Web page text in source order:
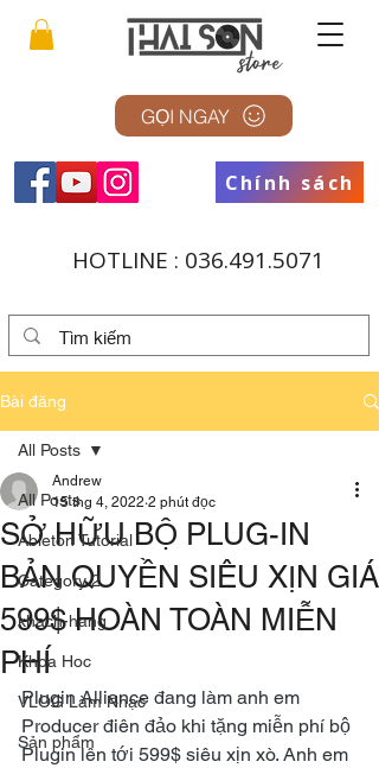
GỌI NGAY
Chính sách
HOTLINE : 036.491.5071
Bài đăng
All Posts
Ableton Tutorial
Category 2
khach-hang
Khoa Hoc
VLOG Làm Nhạc
Sản phẩm
All Posts
SỞ HỮU BỘ PLUG-IN
BẢN QUYỀN SIÊU XỊN GIÁ
599$ HOÀN TOÀN MIỄN
PHÍ
Andrew
15 thg 4, 2022 2 phút đọc
Plugin Alliance đang làm anh em
Producer điên đảo khi tặng miễn phí bộ
Plugin lên tới 599$ siêu xịn xò. Anh em